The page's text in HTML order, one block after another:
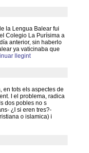
la Lengua Balear fui
Colegio La Purísima a
anterior, sin haberlo
ya vaticinaba que
llegint
en tots els aspectes de
I el problema, radica
dos pobles no s
¿I si eren tres?-
o islamica) i